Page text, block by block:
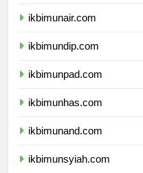
ikbimunair.com
ikbimundip.com
ikbimunpad.com
ikbimunhas.com
ikbimunand.com
ikbimunsyiah.com